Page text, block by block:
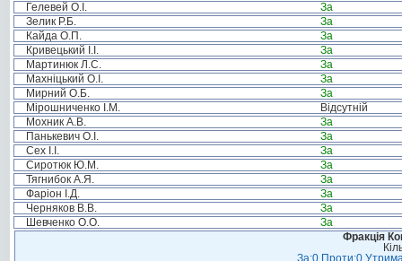
Гелевей О.І.
За
Зелик Р.Б.
За
Кайда О.П.
За
Кривецький І.І.
За
Мартинюк Л.С.
За
Махніцький О.І.
За
Мирний О.Б.
За
Мірошниченко І.М.
Відсутній
Мохник А.В.
За
Панькевич О.І.
За
Сех І.І.
За
Сиротюк Ю.М.
За
Тягнибок А.Я.
За
Фаріон І.Д.
За
Черняков В.В.
За
Шевченко О.О.
За
Фракція
За:0 Проти:0